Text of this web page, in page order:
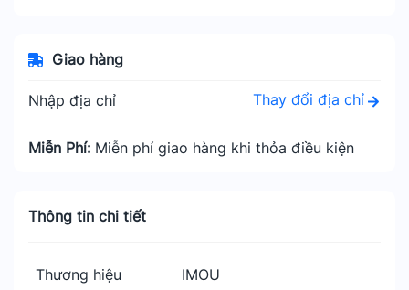
Giao hàng
Nhập địa chỉ Thay đổi địa chỉ
Miễn Phí: Miễn phí giao hàng khi thỏa điều kiện
Thông tin chi tiết
Thương hiệu IMOU